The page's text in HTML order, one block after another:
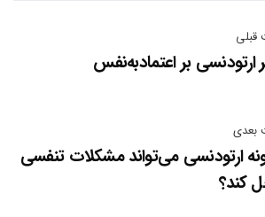
ارتودنسی بر اعتمادبه‌نفس
بعدی
ارتودنسی می‌تواند مشکلات تنفسی
کند؟